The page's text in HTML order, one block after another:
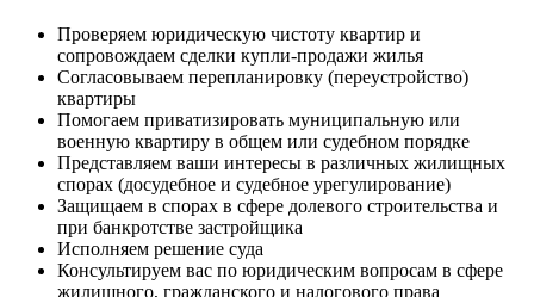
Проверяем юридическую чистоту квартир и
сопровождаем сделки купли-продажи жилья
Согласовываем перепланировку (переустройство)
квартиры
Помогаем приватизировать муниципальную или
военную квартиру в общем или судебном порядке
Представляем ваши интересы в различных жилищных
спорах (досудебное и судебное урегулирование)
Защищаем в спорах в сфере долевого строительства и
при банкротстве застройщика
Исполняем решение суда
Консультируем вас по юридическим вопросам в сфере
жилищного, гражданского и налогового права